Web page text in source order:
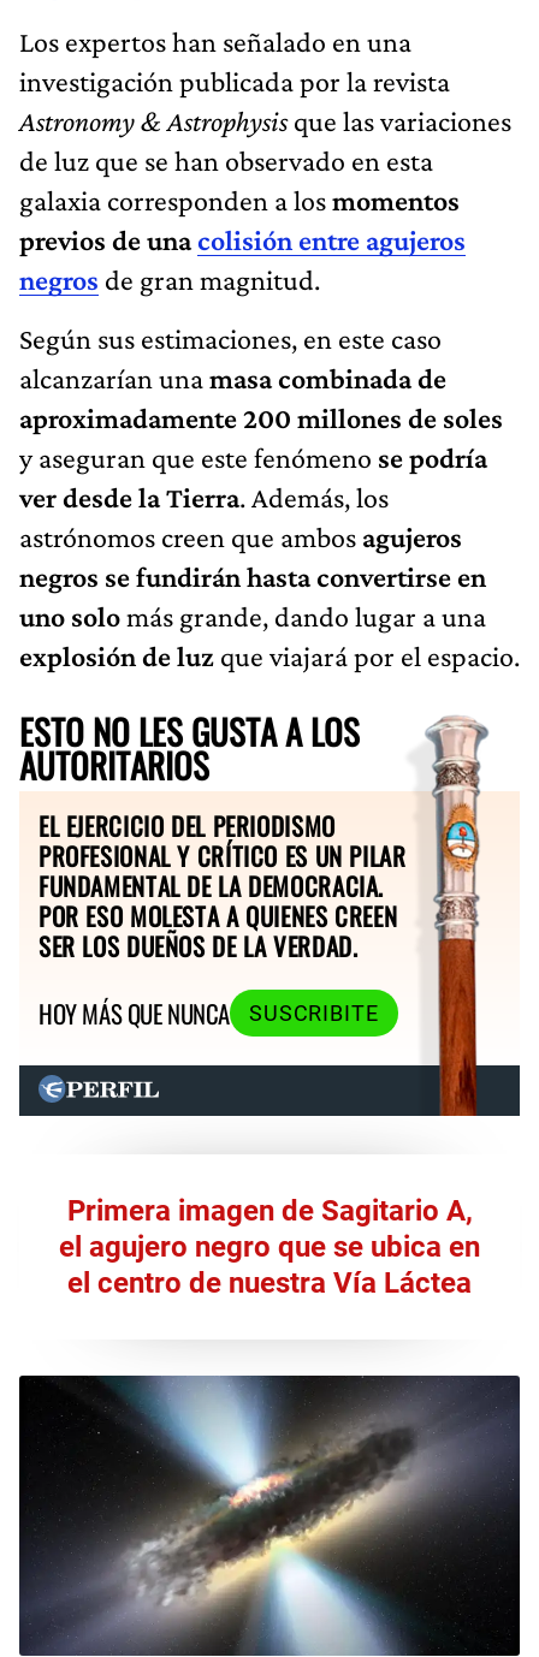
Los expertos han señalado en una
investigación publicada por la revista
Astronomy & Astrophysisque las variaciones
de luz que se han observado en esta
galaxia corresponden a losmomentos
previos de unacolisión entre agujeros
negros de gran magnitud.
Según sus estimaciones, en este caso
alcanzarían unamasa combinada de
aproximadamente 200 millones de soles
y aseguran que este fenómeno se podría
ver desde la Tierra. Además, los
astrónomos creen que ambos agujeros
negros se fundirán hasta convertirse en
uno solomás grande, dando lugar a una
explosión de luz que viajará por el espacio.
ESTO NO LES GUSTA A LOS
AUTORITARIOS
EL EJERCICIO DEL PERIODISMO
PROFESIONAL Y CRÍTICO ES UN PILAR
FUNDAMENTAL DE LA DEMOCRACIA.
POR ESO MOLESTA A QUIENES CREEN
SER LOS DUEÑOS DE LA VERDAD.
HOY MÁS QUE NUNCA
SUSCRIBITE
Primera imagen de Sagitario A,
el agujero negro que se ubica en
el centro de nuestra Vía Láctea